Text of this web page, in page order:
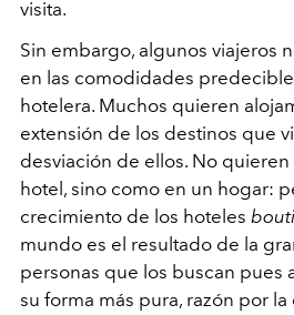
visita.
Sin embargo, algunos viajeros
en las comodidades
hotelera. Muchos quieren
extensión de los destinos que
desviación de ellos. No
hotel, sino como en un hogar:
crecimiento de los hoteles
mundo es el resultado de la
personas que los buscan pues
su forma más pura, razón por